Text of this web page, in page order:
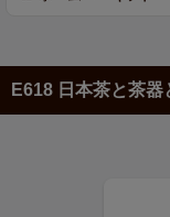
E618 日本茶と茶器